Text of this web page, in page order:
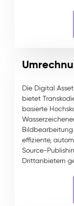
Die Digital
bietet
basierte
effiziente,
Source-
Drittanbietern